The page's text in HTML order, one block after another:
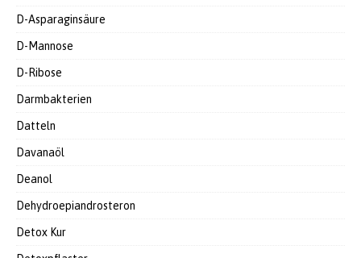
D-Asparaginsäure
D-Mannose
D-Ribose
Darmbakterien
Datteln
Davanaöl
Deanol
Dehydroepiandrosteron
Detox Kur